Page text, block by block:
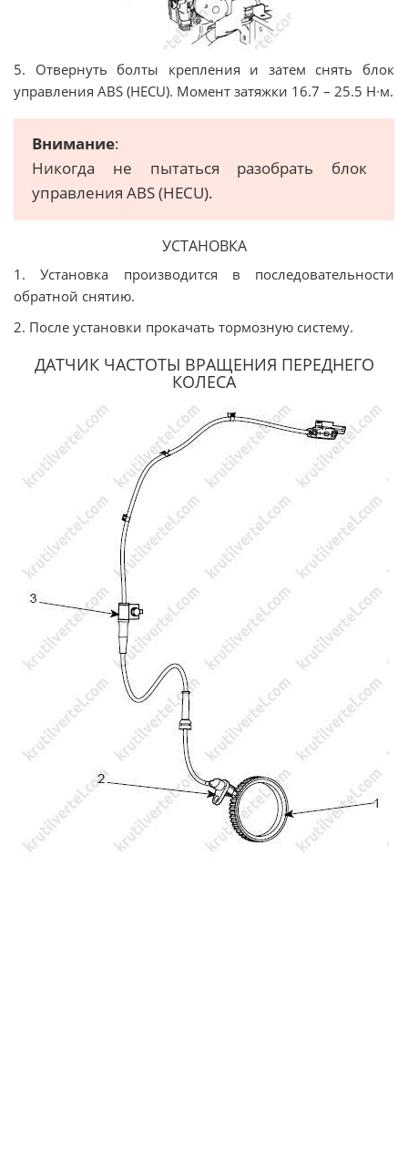
5. Отвернуть болты крепления и затем снять блок
управления ABS (HECU). Момент затяжки 16.7 – 25.5 Н∙м.
Внимание:
Никогда не пытаться разобрать блок
управления ABS (HECU).
УСТАНОВКА
1. Установка производится в последовательности
обратной снятию.
2. После установки прокачать тормозную систему.
ДАТЧИК ЧАСТОТЫ ВРАЩЕНИЯ ПЕРЕДНЕГО
КОЛЕСА